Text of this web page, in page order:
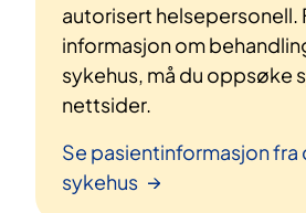
autorisert helsepersonell.
informasjon om
sykehus, må du oppsøke
nettsider.
Se pasientinformasjon fra
sykehus